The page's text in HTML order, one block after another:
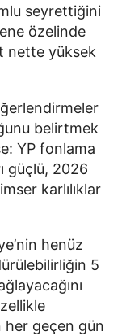
seyrettiğini
özelinde
nette yüksek
belirtmek
YP fonlama
güçlü, 2026
karlılıklar
henüz
5
her geçen gün